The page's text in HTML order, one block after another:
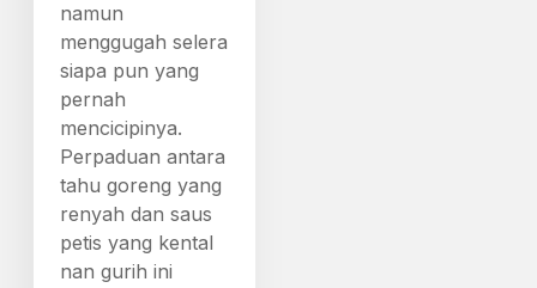
namun
menggugah selera
siapa pun yang
pernah
mencicipinya.
Perpaduan antara
tahu goreng yang
renyah dan saus
petis yang kental
nan gurih ini